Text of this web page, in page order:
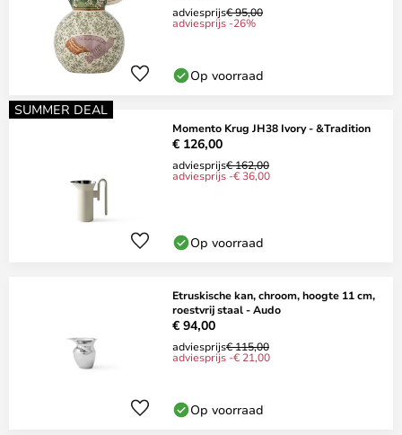
adviesprijs€ 95,00
adviesprijs -26%
Op voorraad
SUMMER DEAL
Momento Krug JH38 Ivory - &Tradition
€ 126,00
adviesprijs€ 162,00
adviesprijs -€ 36,00
Op voorraad
Etruskische kan, chroom, hoogte 11 cm,
roestvrij staal - Audo
€ 94,00
adviesprijs€ 115,00
adviesprijs -€ 21,00
Op voorraad